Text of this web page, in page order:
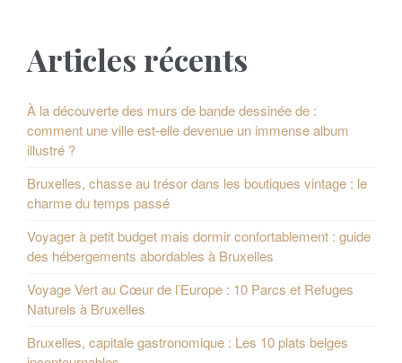
a
t
i
o
n
d
e
s
p
u
t
Articles récents
À la découverte des murs de bande dessinée de :
comment une ville est-elle devenue un immense album
illustré ?
Bruxelles, chasse au trésor dans les boutiques vintage : le
charme du temps passé
Voyager à petit budget mais dormir confortablement : guide
des hébergements abordables à Bruxelles
Voyage Vert au Cœur de l’Europe : 10 Parcs et Refuges
Naturels à Bruxelles
Bruxelles, capitale gastronomique : Les 10 plats belges